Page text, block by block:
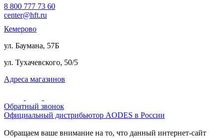
8 800 777 73 60
center@hft.ru
Кемерово
ул. Баумана, 57Б
ул. Тухачевского, 50/5
Адреса магазинов
Обратный звонок
Официальный дистрибьютор AODES в России
Обращаем ваше внимание на то, что данный интернет-сайт